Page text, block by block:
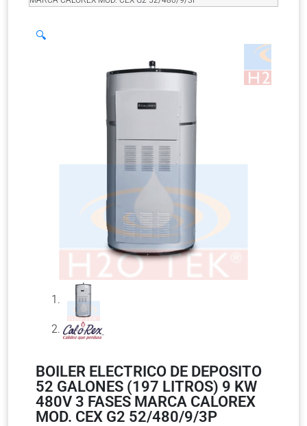
🔍
BOILER ELECTRICO DE DEPOSITO
52 GALONES (197 LITROS) 9 KW
480V 3 FASES MARCA CALOREX
MOD. CEX G2 52/480/9/3P